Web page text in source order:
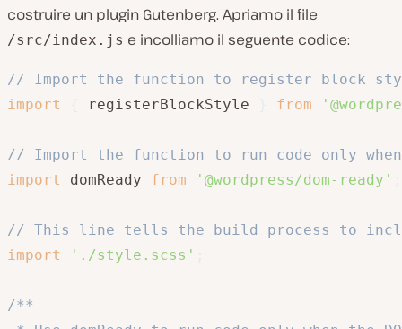
costruire un plugin Gutenberg. Apriamo il file
/src/index.js e incolliamo il seguente codice:
// Import the function to register block
import
registerBlockStyle from
// Import the function to run code only
import
domReady from '@wordpress/dom-ready'
// This line tells the build process to
import
'./style.scss'
/**